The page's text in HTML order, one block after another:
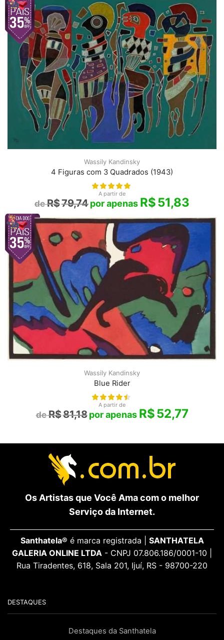
Wassily Kandinsky
4 Figuras com 3 Quadrados (1943)
A partir de
R$79,74 R$51,83
Wassily Kandinsky
Blue Rider
A partir de
R$81,18 R$52,77
Os Artistas que Você Ama com o melhor
Serviço da Internet.
Santhatela® é marca registrada | SANTHATELA
GALERIA ONLINE LTDA - CNPJ 07.806.186/0001-10 |
Rua Tiradentes, 618, Sala 201, Ijuí, RS - 98700-220
DESTAQUES
Destaques da Santhatela